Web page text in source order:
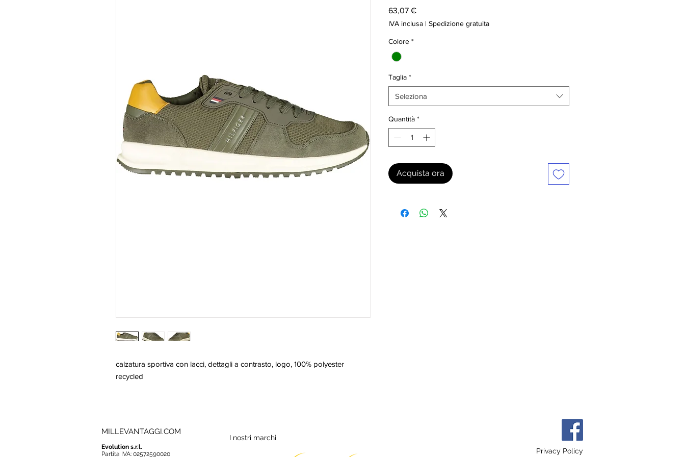
calzatura sportiva con lacci, dettagli a contrasto, logo, 100% polyester
recycled
63,07 €Prezzo
IVA inclusa | Spedizione gratuita
Colore *
Taglia *
Seleziona
Quantità *
Acquista ora
MILLEVANTAGGI.COM
Evolution s.r.l.
Partita IVA: 02572590020
I nostri marchi
Privacy Policy